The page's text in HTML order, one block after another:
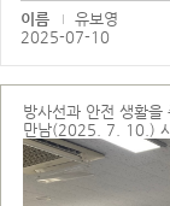
이름
유보영
2025-07-10
방사선과 안전 생활
만남(2025. 7. 10.)